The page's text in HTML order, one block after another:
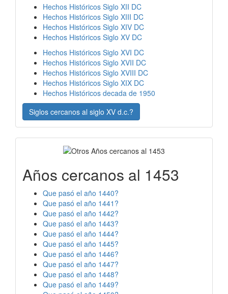
Hechos Históricos Siglo XII DC
Hechos Históricos Siglo XIII DC
Hechos Históricos Siglo XIV DC
Hechos Históricos Siglo XV DC
Hechos Históricos Siglo XVI DC
Hechos Históricos Siglo XVII DC
Hechos Históricos Siglo XVIII DC
Hechos Históricos Siglo XIX DC
Hechos Históricos decada de 1950
Siglos cercanos al siglo XV d.c.?
Años cercanos al 1453
Que pasó el año 1440?
Que pasó el año 1441?
Que pasó el año 1442?
Que pasó el año 1443?
Que pasó el año 1444?
Que pasó el año 1445?
Que pasó el año 1446?
Que pasó el año 1447?
Que pasó el año 1448?
Que pasó el año 1449?